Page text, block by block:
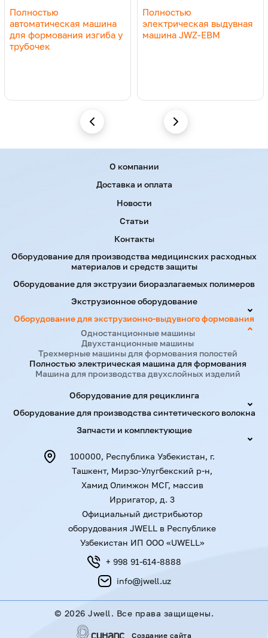
Полностью
автоматическая машина
для формования изгиба у
трубочек
Полностью
электрическая выдувная
машина JWZ-EBM
Оборудование для производства медицинских расходных
материалов и средств защиты
Оборудование для экструзии биоразлагаемых полимеров
Экструзионное оборудование
Оборудование для экструзионно-выдувного формования
Одностанционные машины
Двухстанционные машины
Трехмерные машины для формования полостей
Полностью электрическая машина для формования
Машина для производства двухслойных изделий
Оборудование для рециклинга
Оборудование для производства синтетического волокна
Запчасти и комплектующие
О компании
Доставка и оплата
Новости
Статьи
Контакты
100000, Республика Узбекистан, г.
Ташкент, Мирзо-Улугбекский р-н,
Хамид Олимжон МСГ, массив
Ирригатор, д. 3
Официальный дистрибьютор
оборудования JWELL в Республике
Узбекистан ИП ООО «UWELL»
+ 998 91-614-8888
info@jwell.uz
© 2026 Jwell. Все права защищены.
Создание сайта